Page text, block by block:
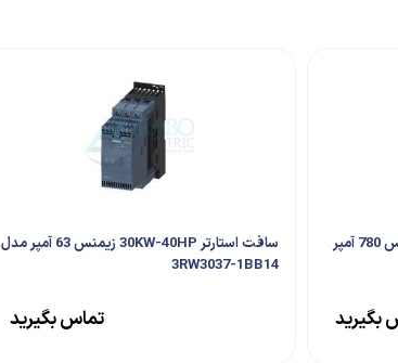
سافت استارتر 450KW-603HP زیمنس 780 آمپر
بگیرید
سافت استارتر 30KW-40HP زیمنس 63 آمپر مدل
3RW3037-1BB14
تماس بگیرید